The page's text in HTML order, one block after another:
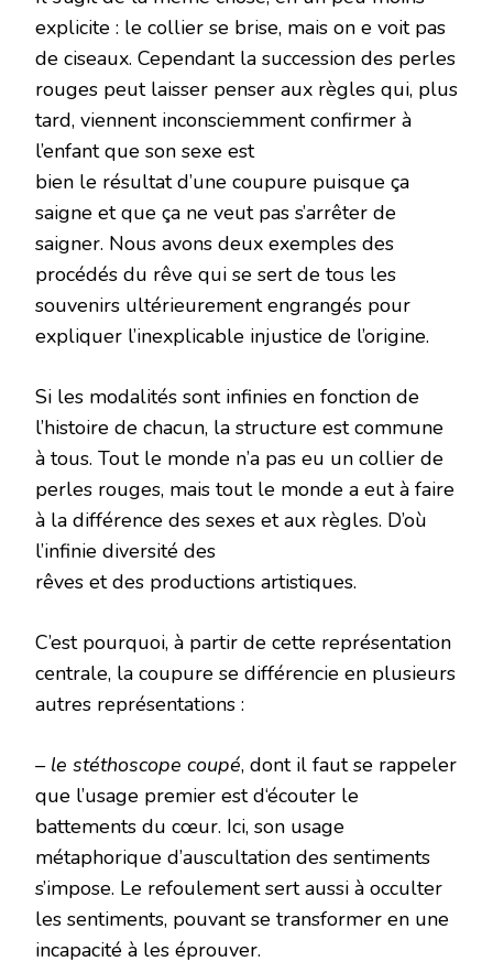
explicite : le collier se brise, mais on e voit pas
de ciseaux. Cependant la succession des perles
rouges peut laisser penser aux règles qui, plus
tard, viennent inconsciemment confirmer à
l’enfant que son sexe est
bien le résultat d’une coupure puisque ça
saigne et que ça ne veut pas s’arrêter de
saigner. Nous avons deux exemples des
procédés du rêve qui se sert de tous les
souvenirs ultérieurement engrangés pour
expliquer l’inexplicable injustice de l’origine.
Si les modalités sont infinies en fonction de
l’histoire de chacun, la structure est commune
à tous. Tout le monde n’a pas eu un collier de
perles rouges, mais tout le monde a eut à faire
à la différence des sexes et aux règles. D’où
l’infinie diversité des
rêves et des productions artistiques.
C’est pourquoi, à partir de cette représentation
centrale, la coupure se différencie en plusieurs
autres représentations :
– le stéthoscope coupé, dont il faut se rappeler
que l’usage premier est d‘écouter le
battements du cœur. Ici, son usage
métaphorique d’auscultation des sentiments
s’impose. Le refoulement sert aussi à occulter
les sentiments, pouvant se transformer en une
incapacité à les éprouver.